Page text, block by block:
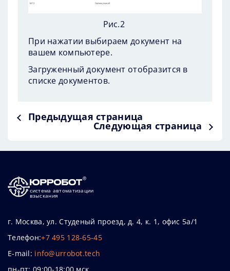
Рис.2
При нажатии выбираем документ на
вашем компьютере.
Загруженный документ отобразится в
списке документов.
Предыдущая страница
Следующая страница
система автоматизации
взыскания
г. Москва, ул. Студеный проезд, д. 4, к. 1, офис 5а/1
Телефон:+7 495 128-65-45
E-mail: info@urrobot.tech